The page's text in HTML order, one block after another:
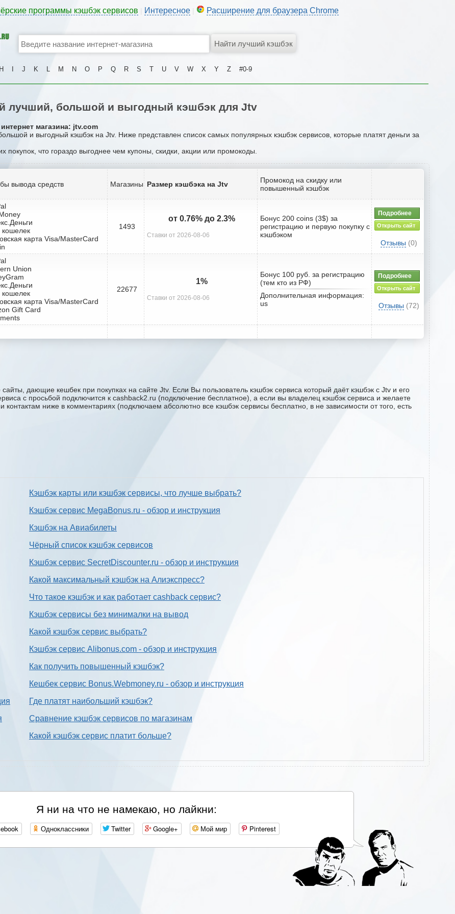
программы кэшбэк сервисов Интересное Расширение для браузера Chrome
H J K L M N O P Q R S T U V W X Y Z #0-9
лучший, большой и выгодный кэшбэк для Jtv
магазина: jtv.com
и выгодный кэшбэк на Jtv. Ниже представлен список самых популярных кэшбэк сервисов, которые платят деньги за
покупок, что гораздо выгоднее чем купоны, скидки, акции или промокоды.
вывода средств Магазины Размер кэшбэка на Jtv
Промокод на скидку или
повышенный кэшбэк
кошелек
карта Visa/MasterCard
1493
от 0.76% до 2.3%
Ставки от 2026-08-06
Бонус 200 coins (3$) за
регистрацию и первую покупку с
кэшбэком
Подробнее
Открыть сайт
Отзывы (0)
Union
кошелек
карта Visa/MasterCard
Gift Card
22677
1%
Ставки от 2026-08-06
Бонус 100 руб. за регистрацию
(тем кто из РФ)
Дополнительная информация:
us
Подробнее
Открыть сайт
Отзывы (72)
дающие кешбек при покупках на сайте Jtv. Если Вы пользователь кэшбэк сервиса который даёт кэшбэк с Jtv и его
с проcьбой подключится к cashback2.ru (подключение бесплатное), а если вы владелец кэшбэк сервиса и желаете
контактам ниже в комментариях (подключаем абсолютно все кэшбэк сервисы бесплатно, в не зависимости от того, есть
Кэшбэк карты или кэшбэк сервисы, что лучше выбрать?
Кэшбэк сервис MegaBonus.ru - обзор и инструкция
Кэшбэк на Авиабилеты
Чёрный список кэшбэк сервисов
Кэшбэк сервис SecretDiscounter.ru - обзор и инструкция
Какой максимальный кэшбэк на Алиэкспресс?
Что такое кэшбэк и как работает cashback сервис?
Кэшбэк сервисы без минималки на вывод
Какой кэшбэк сервис выбрать?
Кэшбэк сервис Alibonus.com - обзор и инструкция
Как получить повышенный кэшбэк?
Кешбек сервис Bonus.Webmoney.ru - обзор и инструкция
Где платят наибольший кэшбэк?
Сравнение кэшбэк сервисов по магазинам
Какой кэшбэк сервис платит больше?
Я ни на что не намекаю, но лайкни:
Одноклассники Twitter Google+ Мой мир Pinterest